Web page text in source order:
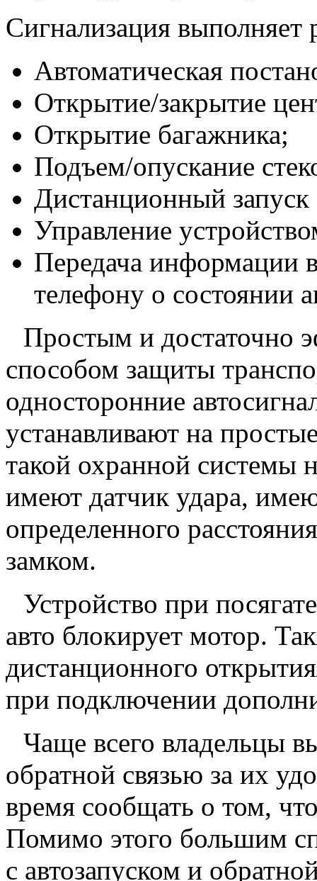
Сигнализация выполняет
Автоматическая
Открытие/закрытие
Открытие багажника;
Подъем/опускание
Дистанционный запуск
Управление
Передача информации
телефону о состоянии
Простым и достаточно
способом защиты
односторонние
устанавливают на
такой охранной
имеют датчик удара,
определенного
замком.
Устройство при
авто блокирует мотор.
дистанционного
при подключении
Чаще всего владельцы
обратной связью за их
время сообщать о том,
Помимо этого большим
с автозапуском и